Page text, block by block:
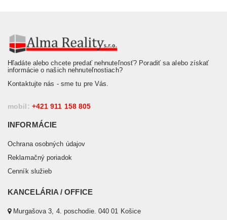
Hľadáte alebo chcete predať nehnuteľnosť? Poradiť sa alebo získať
informácie o našich nehnuteľnostiach?
Kontaktujte nás - sme tu pre Vás.
mobil: +421 911 158 805
INFORMÁCIE
Ochrana osobných údajov
Reklamačný poriadok
Cenník služieb
KANCELÁRIA / OFFICE
Murgašova 3, 4. poschodie. 040 01 Košice